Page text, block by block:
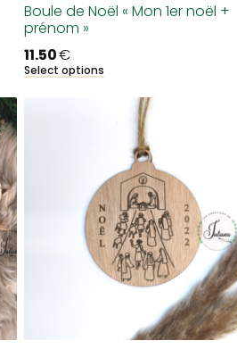
Boule de Noël « Mon 1er noël +
prénom »
11.50€
Select options